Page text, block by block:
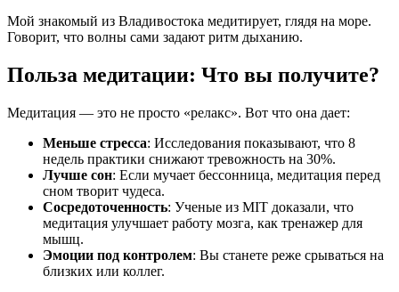
Мой знакомый из Владивостока медитирует, глядя на море.
Говорит, что волны сами задают ритм дыханию.
Польза медитации: Что вы получите?
Медитация — это не просто «релакс». Вот что она дает:
Меньше стресса: Исследования показывают, что 8
недель практики снижают тревожность на 30%.
Лучше сон: Если мучает бессонница, медитация перед
сном творит чудеса.
Сосредоточенность: Ученые из MIT доказали, что
медитация улучшает работу мозга, как тренажер для
мышц.
Эмоции под контролем: Вы станете реже срываться на
близких или коллег.